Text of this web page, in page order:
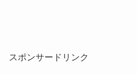
スポンサードリンク